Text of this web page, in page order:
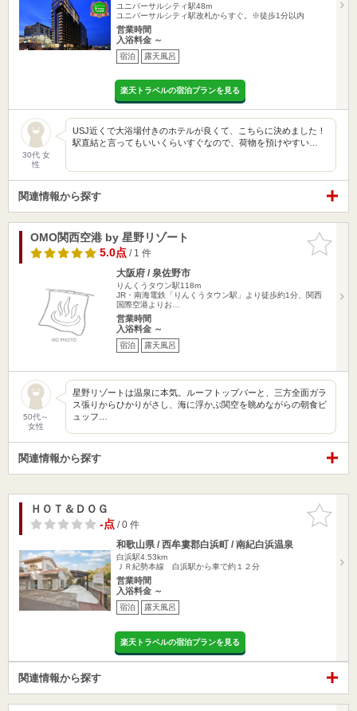
ユニバーサルシティ駅48m
ユニバーサルシティ駅改札からすぐ。※徒歩1分以内
営業時間
入浴料金 ～
宿泊 露天風呂
楽天トラベルの宿泊プランを見る
30代 女
性
USJ近くで大浴場付きのホテルが良くて、こちらに決めました！
駅直結と言ってもいいくらいすぐなので、荷物を預けやすい…
関連情報から探す
お気に入
りに追加
OMO関西空港 by 星野リゾート
5.0点/ 1 件
大阪府 / 泉佐野市
りんくうタウン駅118m
JR・南海電鉄「りんくうタウン駅」より徒歩約1分、関西
国際空港よりお…
営業時間
入浴料金 ～
宿泊 露天風呂
50代～
女性
星野リゾートは温泉に本気。ルーフトップバーと、三方全面ガラ
ス張りからひかりがさし、海に浮かぶ関空を眺めながらの朝食ビ
ュッフ…
関連情報から探す
お気に入
りに追加
ＨＯＴ＆ＤＯＧ
-点/ 0 件
和歌山県 / 西牟婁郡白浜町 / 南紀白浜温泉
白浜駅4.53km
ＪＲ紀勢本線 白浜駅から車で約１２分
営業時間
入浴料金 ～
宿泊 露天風呂
楽天トラベルの宿泊プランを見る
関連情報から探す